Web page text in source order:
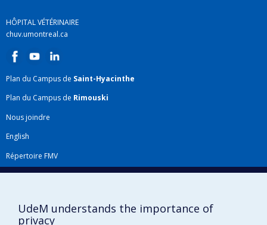
HÔPITAL VÉTÉRINAIRE
chuv.umontreal.ca
Plan du Campus de Saint-Hyacinthe
Plan du Campus de Rimouski
Nous joindre
English
Répertoire FMV
Plan du site
Gabarits et image de marque
UdeM understands the importance of
privacy